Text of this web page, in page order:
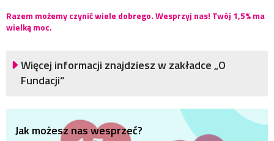
Razem możemy czynić wiele dobrego. Wesprzyj nas! Twój 1,5% ma
wielką moc.
Więcej informacji znajdziesz w zakładce „O
Fundacji”
Jak możesz nas wesprzeć?